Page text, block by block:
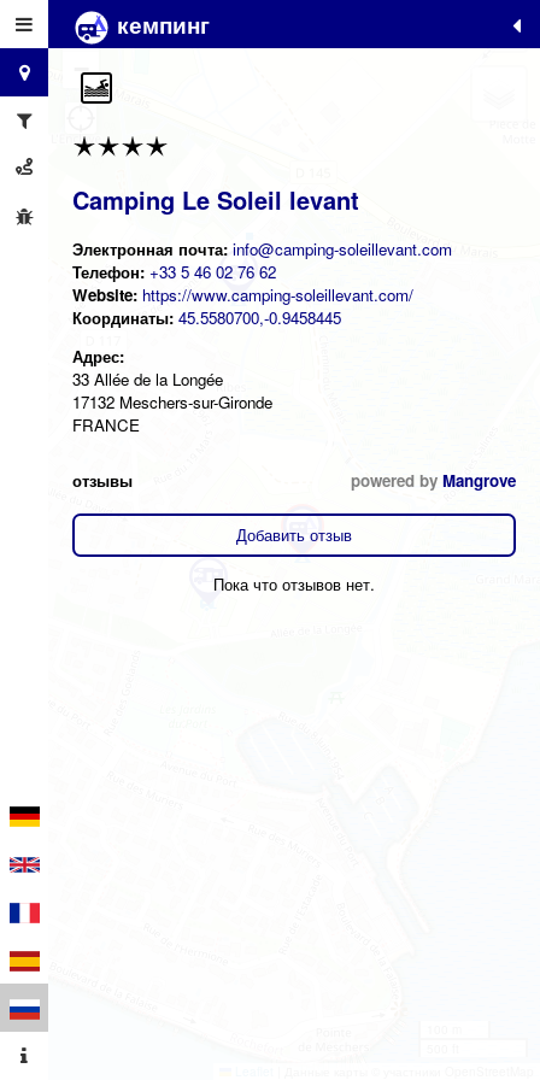
кемпинг
Camping Le Soleil levant
Электронная почта: info@camping-soleillevant.com
Телефон: +33 5 46 02 76 62
Website: https://www.camping-soleillevant.com/
Координаты: 45.5580700,-0.9458445
Адрес:
33 Allée de la Longée
17132 Meschers-sur-Gironde
FRANCE
отзывы powered by Mangrove
Добавить отзыв
Пока что отзывов нет.
+
−